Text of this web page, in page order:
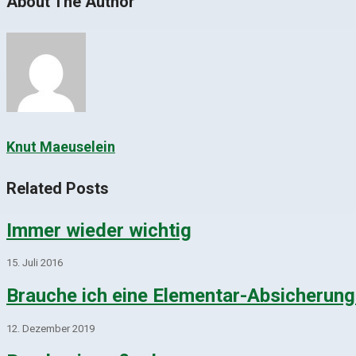
Knut Maeuselein
Related Posts
Immer wieder wichtig
15. Juli 2016
Brauche ich eine Elementar-
12. Dezember 2019